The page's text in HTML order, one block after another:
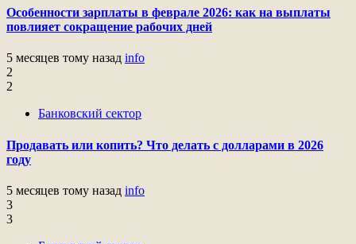
Особенности зарплаты в феврале 2026: как на выплаты
повлияет сокращение рабочих дней
5 месяцев тому назад info
2
2
Банковский сектор
Продавать или копить? Что делать с долларами в 2026
году
5 месяцев тому назад info
3
3